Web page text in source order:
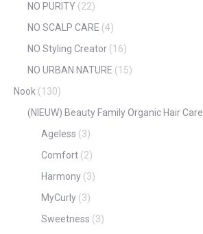
NO PURITY (22)
NO SCALP CARE (4)
NO Styling Creator (16)
NO URBAN NATURE (15)
Nook (130)
(NIEUW) Beauty Family Organic Hair Care
Ageless (3)
Comfort (2)
Harmony (3)
MyCurly (3)
Sweetness (3)